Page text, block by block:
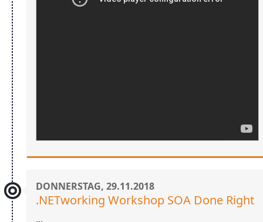
DONNERSTAG, 29.11.2018
.NETworking Workshop SOA Done Right
...